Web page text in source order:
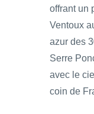
offrant un
Ventoux
azur des
Serre
avec le
coin de